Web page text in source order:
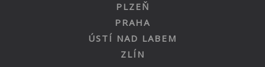
PLZEŇ
PRAHA
ÚSTÍ NAD LABEM
ZLÍN